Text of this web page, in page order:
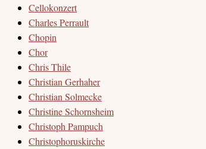
Cellokonzert
Charles Perrault
Chopin
Chor
Chris Thile
Christian Gerhaher
Christian Solmecke
Christine Schornsheim
Christoph Pampuch
Christophoruskirche